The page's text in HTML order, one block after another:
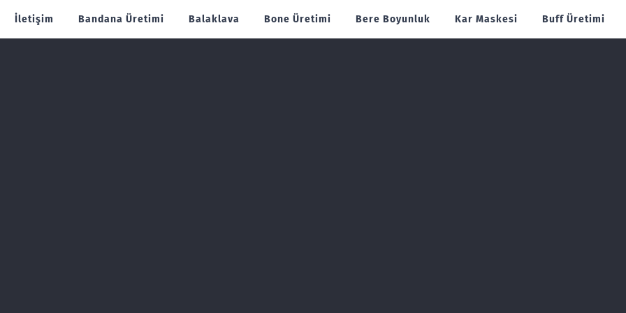
İletişim Bandana Üretimi Balaklava Bone Üretimi Bere Boyunluk Kar Maskesi Buff Üretimi